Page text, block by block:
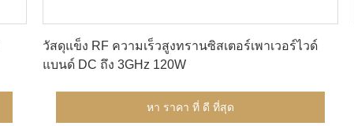
วัสดุแข็ง RF ความเร็วสูงทรานซิสเตอร์เพาเวอร์ไวด์
แบนด์ DC ถึง 3GHz 120W
หา ราคา ที่ ดี ที่สุด